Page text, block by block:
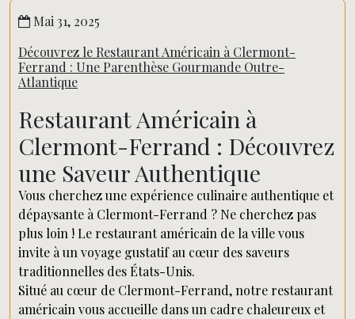
Mai 31, 2025
Découvrez le Restaurant Américain à Clermont-
Ferrand : Une Parenthèse Gourmande Outre-
Atlantique
Restaurant Américain à
Clermont-Ferrand : Découvrez
une Saveur Authentique
Vous cherchez une expérience culinaire authentique et
dépaysante à Clermont-Ferrand ? Ne cherchez pas
plus loin ! Le restaurant américain de la ville vous
invite à un voyage gustatif au cœur des saveurs
traditionnelles des États-Unis.
Situé au cœur de Clermont-Ferrand, notre restaurant
américain vous accueille dans un cadre chaleureux et